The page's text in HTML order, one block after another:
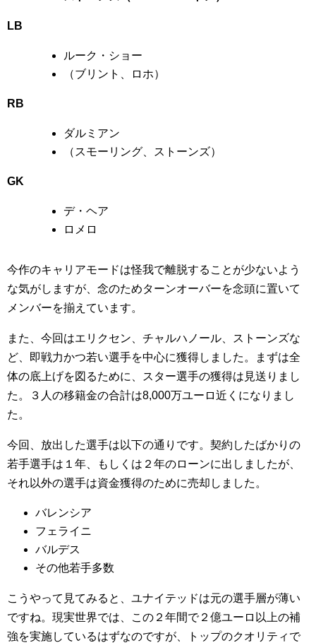
LB
ルーク・ショー
（ブリント、ロホ）
RB
ダルミアン
（スモーリング、ストーンズ）
GK
デ・ヘア
ロメロ
今作のキャリアモードは怪我で離脱することが少ないよう
な気がしますが、念のためターンオーバーを念頭に置いて
メンバーを揃えています。
また、今回はエリクセン、チャルハノール、ストーンズな
ど、即戦力かつ若い選手を中心に獲得しました。まずは全
体の底上げを図るために、スター選手の獲得は見送りまし
た。３人の移籍金の合計は8,000万ユーロ近くになりまし
た。
今回、放出した選手は以下の通りです。契約したばかりの
若手選手は１年、もしくは２年のローンに出しましたが、
それ以外の選手は資金獲得のために売却しました。
バレンシア
フェライニ
バルデス
その他若手多数
こうやって見てみると、ユナイテッドは元の選手層が薄い
ですね。現実世界では、この２年間で２億ユーロ以上の補
強を実施しているはずなのですが、トップのクオリティで